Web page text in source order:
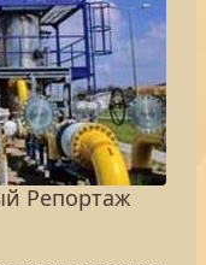
Репортаж